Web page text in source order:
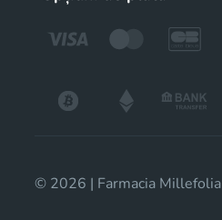
© 2026 | Farmacia Millefolia